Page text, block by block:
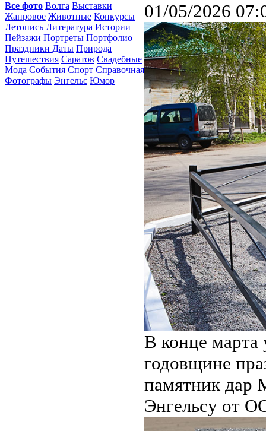
Все фото Волга Выставки
Жанровое Животные Конкурсы
Летопись Литература Истории
Пейзажи Портреты Портфолио
Праздники Даты Природа
Путешествия Саратов Свадебные
Мода События Спорт Справочная
Фотографы Энгельс Юмор
01/05/2026
В конце марта
годовщине
памятник дар
Энгельсу от